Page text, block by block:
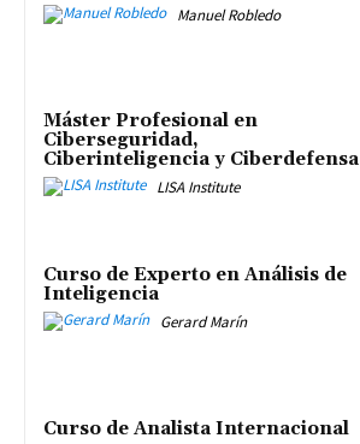
Manuel Robledo
Máster Profesional en
Ciberseguridad,
Ciberinteligencia y Ciberdefensa
LISA Institute
Curso de Experto en Análisis de
Inteligencia
Gerard Marín
Curso de Analista Internacional